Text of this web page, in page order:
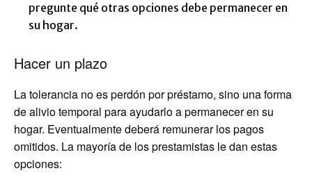
pregunte qué otras opciones debe permanecer en
su hogar.
Hacer un plazo
La tolerancia no es perdón por préstamo, sino una forma
de alivio temporal para ayudarlo a permanecer en su
hogar. Eventualmente deberá remunerar los pagos
omitidos. La mayoría de los prestamistas le dan estas
opciones: